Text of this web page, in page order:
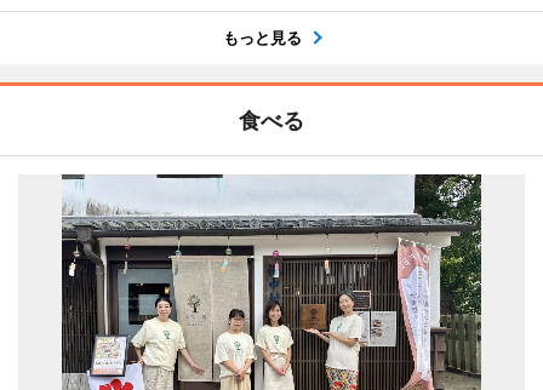
もっと見る
食べる